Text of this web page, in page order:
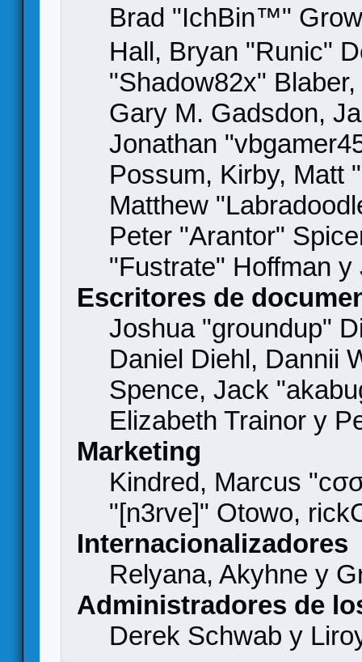
Brad "IchBin™"
Hall, Bryan "Runic"
"Shadow82x"
Gary M. Gadsdon,
Jonathan
Possum, Kirby, Matt
Matthew
Peter "Arantor"
"Fustrate" Hoffman
Escritores de
Joshua "groundup"
Daniel Diehl, Dannii
Spence, Jack
Elizabeth Trainor y
Marketing
Kindred, Marcus
"[n3rve]" Otowo,
Internacionalizadores
Relyana, Akyhne y
Administradores de
Derek Schwab y